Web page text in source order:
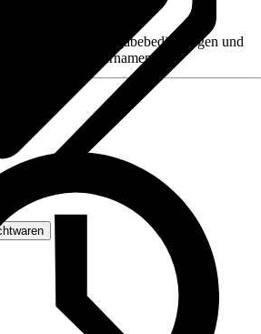
wie z. B. Rückgabebedingungen und
den Verkäufernamen.